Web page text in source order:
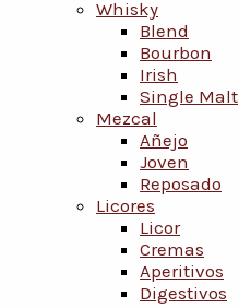
Whisky
Blend
Bourbon
Irish
Single Malt
Mezcal
Añejo
Joven
Reposado
Licores
Licor
Cremas
Aperitivos
Digestivos